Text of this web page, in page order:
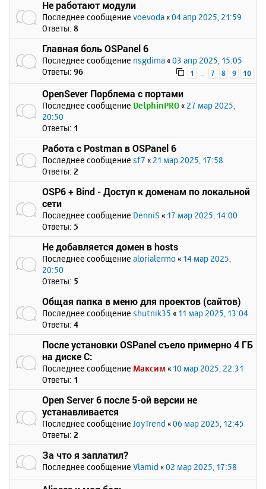
Не работают модули
Последнее сообщение voevoda «04 апр 2025, 21:59
Ответы: 8
Главная боль OSPanel 6
Последнее сообщение nsgdima «03 апр 2025, 15:05
Ответы: 96 1 … 7 8 9 10
OpenSever Порблема с портами
Последнее сообщение DelphinPRO « 27 мар 2025,
20:50
Ответы: 1
Работа с Postman в OSPanel 6
Последнее сообщение sf7 « 21 мар 2025, 17:58
Ответы: 2
OSP6 + Bind - Доступ к доменам по локальной
сети
Последнее сообщение DenniS « 17 мар 2025, 14:00
Ответы: 5
Не добавляется домен в hosts
Последнее сообщение alorialermo « 14 мар 2025,
20:50
Ответы: 5
Общая папка в меню для проектов (сайтов)
Последнее сообщение shutnik35 « 11 мар 2025, 13:04
Ответы: 4
После установки OSPanel съело примерно 4 ГБ
на диске C:
Последнее сообщение Максим « 10 мар 2025, 22:31
Ответы: 1
Open Server 6 после 5-ой версии не
устанавливается
Последнее сообщение JoyTrend «06 мар 2025, 12:45
Ответы: 2
За что я заплатил?
Последнее сообщение Vlamid «02 мар 2025, 17:58